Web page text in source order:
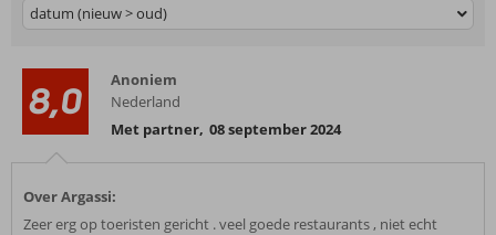
datum (nieuw > oud)
8,0
Anoniem
Nederland
Met partner, 08 september 2024
Over Argassi:
Zeer erg op toeristen gericht . veel goede restaurants , niet echt